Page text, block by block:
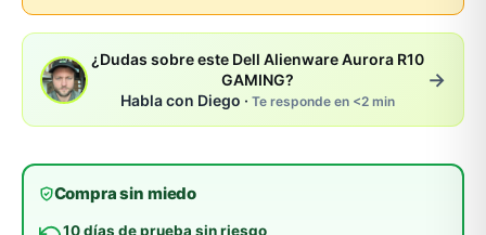
¿Dudas sobre este Dell Alienware Aurora R10
GAMING?
Habla con Diego · Te responde en <2 min
→
Compra sin miedo
10 días de prueba sin riesgo